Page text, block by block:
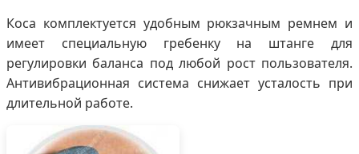
Коса комплектуется удобным рюкзачным ремнем и
имеет специальную гребенку на штанге для
регулировки баланса под любой рост пользователя.
Антивибрационная система снижает усталость при
длительной работе.